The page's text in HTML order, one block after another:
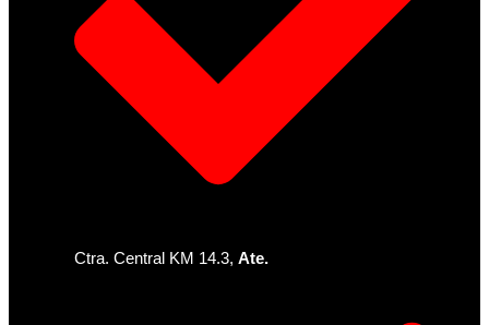
Ctra. Central KM 14.3, Ate.